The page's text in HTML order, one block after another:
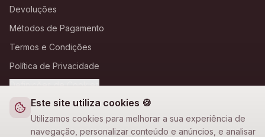
Este site utiliza cookies 🍪
Utilizamos cookies para melhorar a sua experiência de
navegação, personalizar conteúdo e anúncios, e analisar
Devoluções
Métodos de Pagamento
Termos e Condições
Política de Privacidade
Definições de Cookies
A Loja Nova